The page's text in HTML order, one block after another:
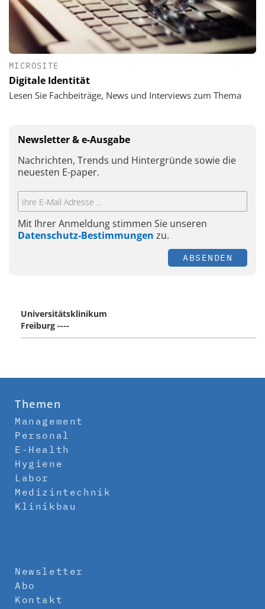
MICROSITE
Digitale Identität
Lesen Sie Fachbeiträge, News und Interviews zum Thema
Newsletter & e-Ausgabe
Nachrichten, Trends und Hintergründe sowie die
neuesten E-paper.
Mit Ihrer Anmeldung stimmen Sie unseren
Datenschutz-Bestimmungen zu.
ABSENDEN
Universitätsklinikum
Freiburg ----
Themen
Management
Personal
E-Health
Hygiene
Labor
Medizintechnik
Klinikbau
Newsletter
Abo
Kontakt